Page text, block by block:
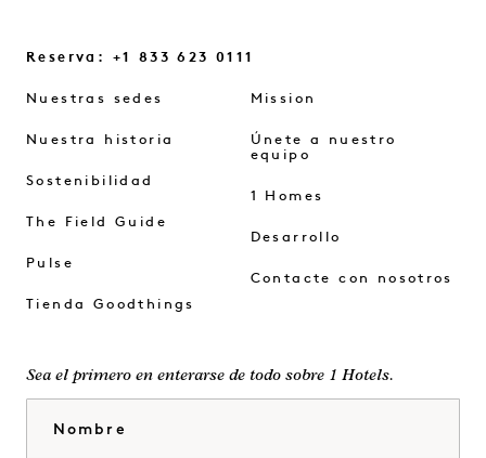
Reserva: +1 833 623 0111
Nuestras sedes
Nuestra historia
Sostenibilidad
The Field Guide
Pulse
Tienda Goodthings
Mission
Únete a nuestro
equipo
1 Homes
Desarrollo
Contacte con nosotros
Sea el primero en enterarse de todo sobre 1 Hotels.